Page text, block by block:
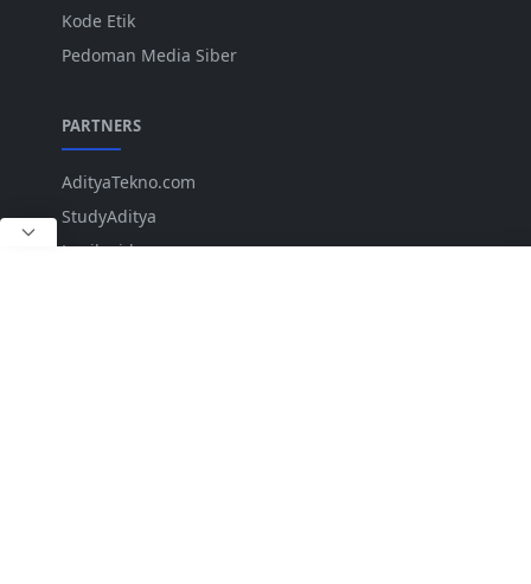
Kode Etik
Pedoman Media Siber
PARTNERS
AdityaTekno.com
StudyAditya
Lepiku.id